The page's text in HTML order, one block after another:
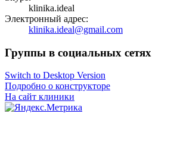
klinika.ideal
Электронный адрес:
klinika.ideal@gmail.com
Группы в социальных сетях
Switch to Desktop Version
Подробно о конструкторе
На сайт клиники